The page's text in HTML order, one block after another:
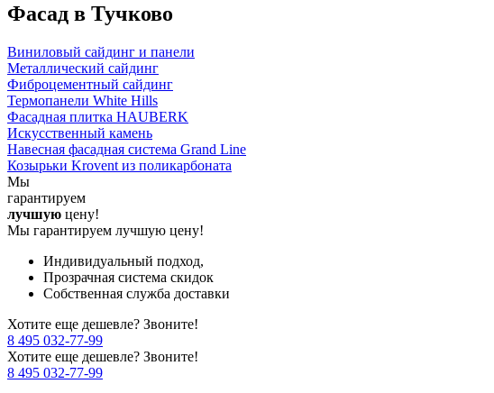
Фасад в Тучково
Виниловый сайдинг и панели
Металлический сайдинг
Фиброцементный сайдинг
Термопанели White Hills
Фасадная плитка HAUBERK
Искусственный камень
Навесная фасадная система Grand Line
Козырьки Krovent из поликарбоната
Мы
гарантируем
лучшую цену!
Мы гарантируем лучшую цену!
Индивидуальный подход,
Прозрачная система скидок
Собственная служба доставки
Хотите еще дешевле? Звоните!
8 495 032-77-99
Хотите еще дешевле? Звоните!
8 495 032-77-99